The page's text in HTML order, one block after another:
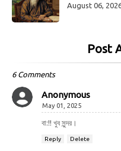
August 06,
Post
6 Comments
Anonymous
May 01, 2025
বা:!! খুব সুন্দর।
Reply Delete